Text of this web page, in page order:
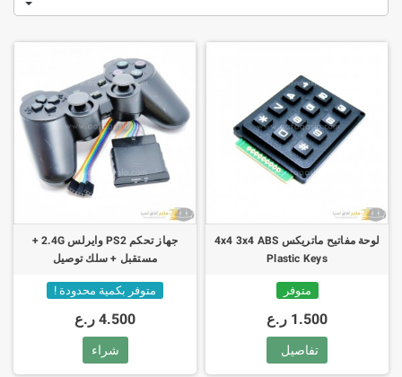
لوحة مفاتيح ماتريكس 4x4 3x4 ABS
Plastic Keys
متوفر
1.500 ر.ع
تفاصيل
جهاز تحكم PS2 وايرلس 2.4G +
مستقبل + سلك توصيل
متوفر بكمية محدودة !
4.500 ر.ع
شراء